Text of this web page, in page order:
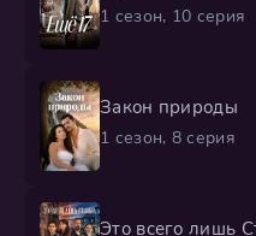
1 сезон, 10 серия
Закон природы
1 сезон, 8 серия
Это всего лишь